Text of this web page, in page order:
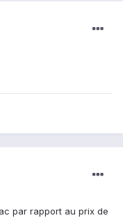
par rapport au prix de